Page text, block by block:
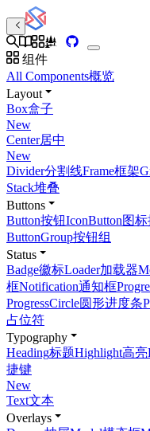
组件
All Components概览
Layout
Box盒子
New
Center居中
New
Divider分割线Frame框架
Stack堆叠
Buttons
Button按钮IconButton图
ButtonGroup按钮组
Status
Badge徽标Loader加载器
框Notification通知框
ProgressCircle圆形进度条
占位符
Typography
Heading标题Highlight高亮
捷键
New
Text文本
Overlays